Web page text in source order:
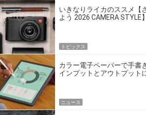
いきなりライカのススメ【
よう 2026 CAMERA STYLE】
トピックス
カラー電子ペーパーで手書
インプットとアウトプット
ニュース